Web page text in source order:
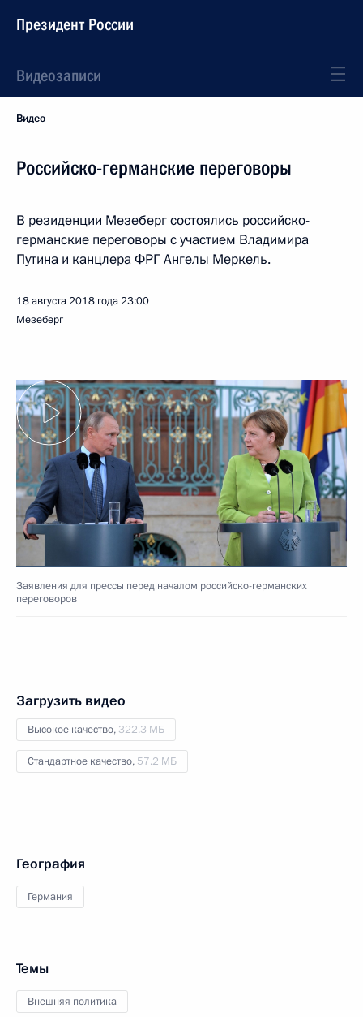
Президент России
Видеозаписи
Видео
Российско-германские переговоры
В резиденции Мезеберг состоялись российско-
германские переговоры с участием Владимира
Путина и канцлера ФРГ Ангелы Меркель.
18 августа 2018 года23:00
Мезеберг
Заявления для прессы перед началом российско-германских
переговоров
Загрузить видео
Высокое качество, 322.3 МБ
Стандартное качество, 57.2 МБ
География
Германия
Темы
Внешняя политика